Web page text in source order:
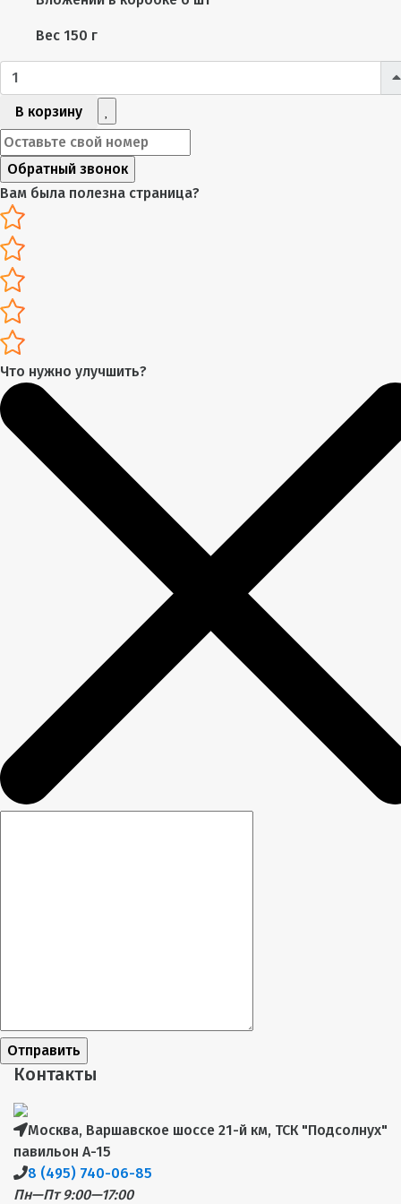
Вес 150 г
В корзину
Обратный звонок
Вам была полезна страница?
Что нужно улучшить?
Отправить
Контакты
Москва, Варшавское шоссе 21-й км, ТСК "Подсолнух"
павильон А-15
8 (495) 740-06-85
Пн—Пт 9:00—17:00